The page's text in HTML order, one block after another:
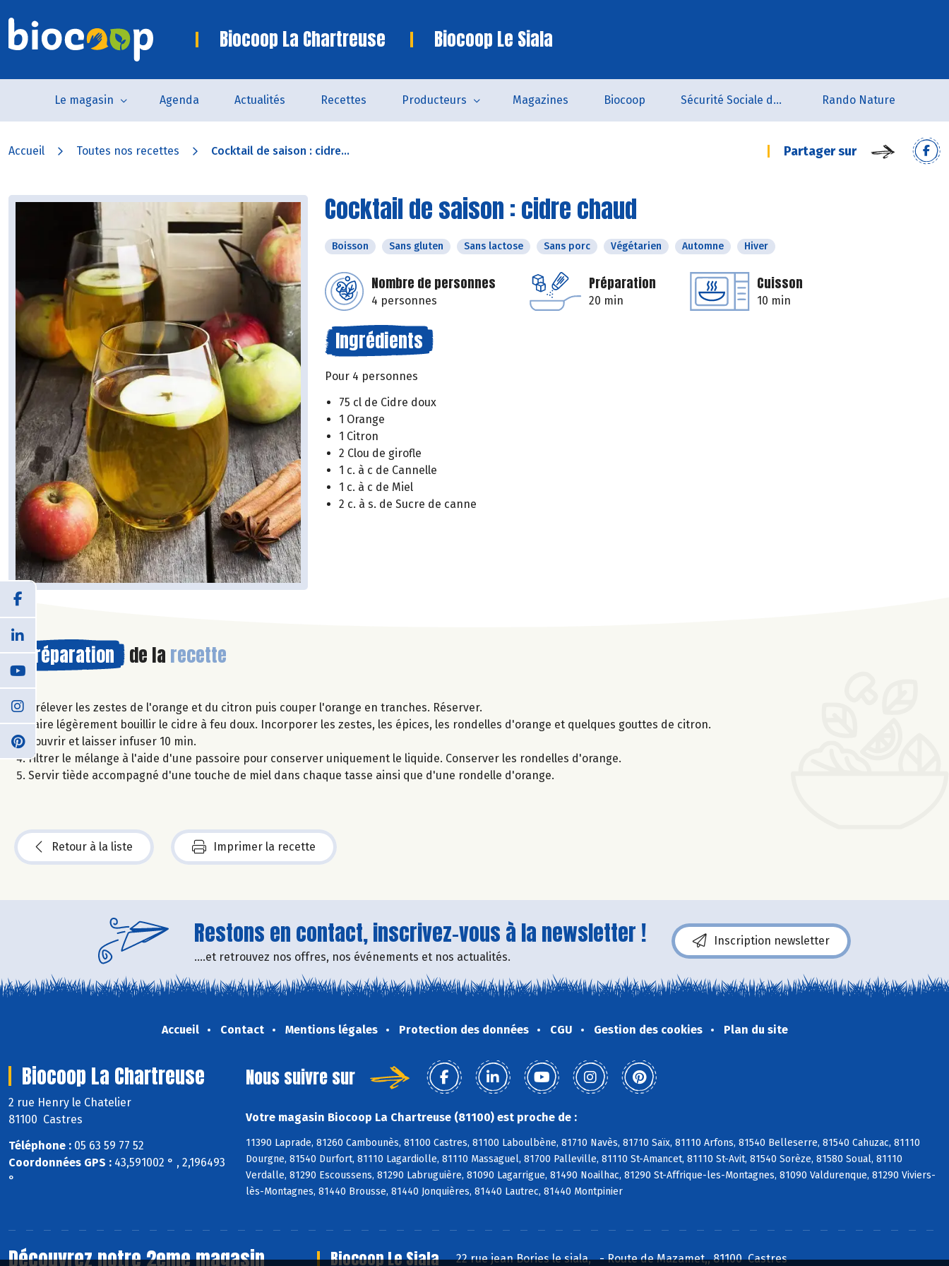
Biocoop La Chartreuse Biocoop Le Siala
Le magasin Agenda Actualités Recettes Producteurs Magazines Biocoop Sécurité Sociale de l'Alimentation du Tarn Sud Rando Nature
Accueil Toutes nos recettes Cocktail de saison : cidre... Partager sur
Cocktail de saison : cidre chaud
Boisson Sans gluten Sans lactose Sans porc Végétarien Automne Hiver
Nombre de personnes
4 personnes
Préparation
20 min
Cuisson
10 min
Ingrédients
Pour 4 personnes
75 cl de Cidre doux
1 Orange
1 Citron
2 Clou de girofle
1 c. à c de Cannelle
1 c. à c de Miel
2 c. à s. de Sucre de canne
Préparation de la recette
Prélever les zestes de l'orange et du citron puis couper l'orange en tranches. Réserver.
Faire légèrement bouillir le cidre à feu doux. Incorporer les zestes, les épices, les rondelles d'orange et quelques gouttes de citron.
Couvrir et laisser infuser 10 min.
Filtrer le mélange à l'aide d'une passoire pour conserver uniquement le liquide. Conserver les rondelles d'orange.
Servir tiède accompagné d'une touche de miel dans chaque tasse ainsi que d'une rondelle d'orange.
Retour à la liste Imprimer la recette
Restons en contact, inscrivez-vous à la newsletter !
....et retrouvez nos offres, nos événements et nos actualités.
Inscription newsletter
Accueil Contact Mentions légales Protection des données CGU Gestion des cookies Plan du site
Biocoop La Chartreuse
2 rue Henry le Chatelier
81100 Castres
Téléphone : 05 63 59 77 52
Coordonnées GPS : 43,591002 ° , 2,196493
°
Nous suivre sur
Votre magasin Biocoop La Chartreuse (81100) est proche de :
11390 Laprade, 81260 Cambounès, 81100 Castres, 81100 Laboulbène, 81710 Navès, 81710 Saïx, 81110 Arfons, 81540 Belleserre, 81540 Cahuzac, 81110
Dourgne, 81540 Durfort, 81110 Lagardiolle, 81110 Massaguel, 81700 Palleville, 81110 St-Amancet, 81110 St-Avit, 81540 Sorèze, 81580 Soual, 81110
Verdalle, 81290 Escoussens, 81290 Labruguière, 81090 Lagarrigue, 81490 Noailhac, 81290 St-Affrique-les-Montagnes, 81090 Valdurenque, 81290 Viviers-
lès-Montagnes, 81440 Brousse, 81440 Jonquières, 81440 Lautrec, 81440 Montpinier
Découvrez notre 2eme magasin Biocoop Le Siala 22 rue jean Bories le siala,-Route de Mazamet,, 81100 Castres